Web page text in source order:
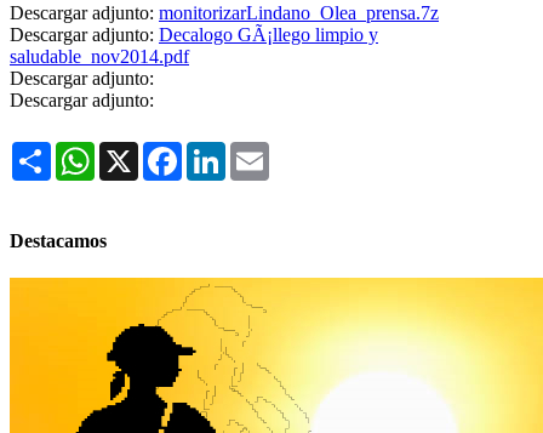
Descargar adjunto: monitorizarLindano_Olea_prensa.7z
Descargar adjunto: Decalogo GÃ¡llego limpio y
saludable_nov2014.pdf
Descargar adjunto:
Descargar adjunto:
Share WhatsApp
X FacebookLinkedIn
Destacamos